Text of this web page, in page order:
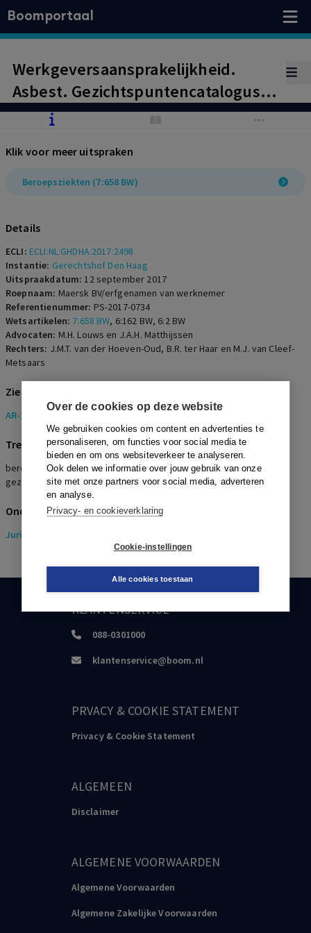
Over de cookies op deze website
We gebruiken cookies om content en advertenties te
personaliseren, om functies voor social media te
bieden en om ons websiteverkeer te analyseren.
Ook delen we informatie over jouw gebruik van onze
site met onze partners voor social media, adverteren
en analyse.
Privacy- en cookieverklaring
Cookie-instellingen
Alle cookies toestaan
Boomportaal
Werkgeversaansprakelijkheid.
Asbest. Gezichtspuntencatalogus
Van Hese/De Schelde. Beroep op
Klik voor meer uitspraken
Beroepsziekten (7:658 BW)
Details
ECLI: ECLI:NL:GHDHA:2017:2498
Instantie: Gerechtshof Den Haag
Uitspraakdatum:12 september 2017
Roepnaam: Maersk BV/erfgenamen van werknemer
Referentienummer: PS-2017-0734
Wetsartikelen: 7:658 BW, 6:162 BW, 6:2 BW
Advocaten: M.H. Louws en J.A.H. Matthijssen
Rechters: J.M.T. van der Hoeven-Oud, B.R. ter Haar en M.J. van Cleef-
Metsaars
Zie ook
AR-2017-1118
Trefwoorden
beroepsziekte, asbest, werkgeversaansprakelijkheid,
gezichtspuntencatalogus, verjaring
Onderwerpen
Juridisch
KLANTENSERVICE
088-0301000
klantenservice@boom.nl
PRVACY & COOKIE STATEMENT
Privacy & Cookie Statement
ALGEMEEN
Disclaimer
ALGEMENE VOORWAARDEN
Algemene Voorwaarden
Algemene Zakelijke Voorwaarden